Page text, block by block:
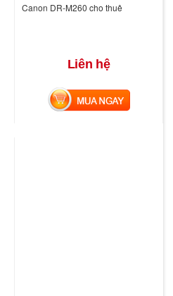
Canon DR-M260 cho thuê
Liên hệ
MUA NGAY